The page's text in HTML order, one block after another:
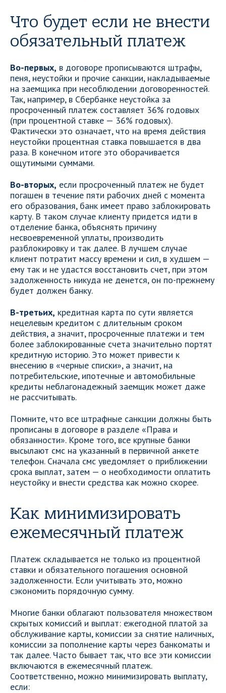
Что будет если не внести
обязательный платеж
Во-первых, в договоре прописываются штрафы,
пеня, неустойки и прочие санкции, накладываемые
на заемщика при несоблюдении договоренностей.
Так, например, в Сбербанке неустойка за
просроченный платеж составляет 36% годовых
(при процентной ставке — 36% годовых).
Фактически это означает, что на время действия
неустойки процентная ставка повышается в два
раза. В конечном итоге это оборачивается
ощутимыми суммами.
Во-вторых, если просроченный платеж не будет
погашен в течение пяти рабочих дней с момента
его образования, банк имеет право заблокировать
карту. В таком случае клиенту придется идти в
отделение банка, объяснять причину
несвоевременной уплаты, производить
разблокировку и так далее. В лучшем случае
клиент потратит массу времени и сил, в худшем —
ему так и не удастся восстановить счет, при этом
задолженность никуда не денется, он по-прежнему
будет должен банку.
В-третьих, кредитная карта по сути является
нецелевым кредитом с длительным сроком
действия, а значит, просроченные платежи и тем
более заблокированные счета значительно портят
кредитную историю. Это может привести к
внесению в «черные списки», а значит, на
потребительские, ипотечные и автомобильные
кредиты неблагонадежный заемщик может даже
не рассчитывать.
Помните, что все штрафные санкции должны быть
прописаны в договоре в разделе «Права и
обязанности». Кроме того, все крупные банки
высылают смс на указанный в первичной анкете
телефон. Сначала смс уведомляет о приближении
срока выплат, затем — о необходимости оплатить
неустойку и внести средства как можно скорее.
Как минимизировать
ежемесячный платеж
Платеж складывается не только из процентной
ставки и обязательного погашения основной
задолженности. Если учитывать это, можно
сэкономить порядочную сумму.
Многие банки облагают пользователя множеством
скрытых комиссий и выплат: ежегодной платой за
обслуживание карты, комиссии за снятие наличных,
комиссии за пополнение карты через банкоматы и
так далее. Часто бывает так, что все эти комиссии
включаются в ежемесячный платеж.
Соответственно, можно минимизировать выплату,
если: